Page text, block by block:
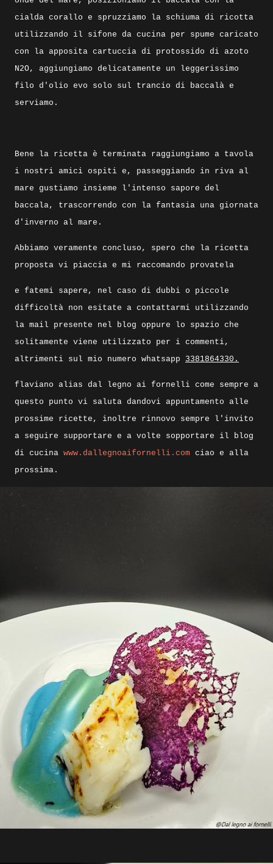
cialda corallo e spruzziamo la schiuma di ricotta
utilizzando il sifone da cucina per spume caricato
con la apposita cartuccia di protossido di azoto
N2O, aggiungiamo delicatamente un leggerissimo
filo d'olio evo solo sul trancio di baccalà e
serviamo.
Bene la ricetta è terminata raggiungiamo a tavola
i nostri amici ospiti e, passeggiando in riva al
mare gustiamo insieme l'intenso sapore del
baccala, trascorrendo con la fantasia una giornata
d'inverno al mare.
Abbiamo veramente concluso, spero che la ricetta
proposta vi piaccia e mi raccomando provatela
e fatemi sapere, nel caso di dubbi o piccole
difficoltà non esitate a contattarmi utilizzando
la mail presente nel blog oppure lo spazio che
solitamente viene utilizzato per i commenti,
altrimenti sul mio numero whatsapp 3381864330.
flaviano alias dal legno ai fornelli come sempre a
questo punto vi saluta dandovi appuntamento alle
prossime ricette, inoltre rinnovo sempre l'invito
a seguire supportare e a volte sopportare il blog
di cucina www.dallegnoaifornelli.com ciao e alla
prossima.